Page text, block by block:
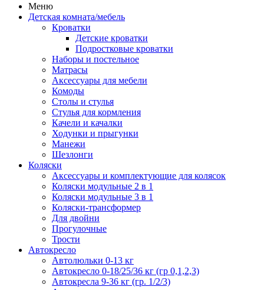
Меню
Детская комната/мебель
Кроватки
Детские кроватки
Подростковые кроватки
Наборы и постельное
Матрасы
Аксессуары для мебели
Комоды
Столы и стулья
Стулья для кормления
Качели и качалки
Ходунки и прыгунки
Манежи
Шезлонги
Коляски
Аксессуары и комплектующие для колясок
Коляски модульные 2 в 1
Коляски модульные 3 в 1
Коляски-трансформер
Для двойни
Прогулочные
Трости
Автокресло
Автолюльки 0-13 кг
Автокресло 0-18/25/36 кг (гр 0,1,2,3)
Автокресла 9-36 кг (гр. 1/2/3)